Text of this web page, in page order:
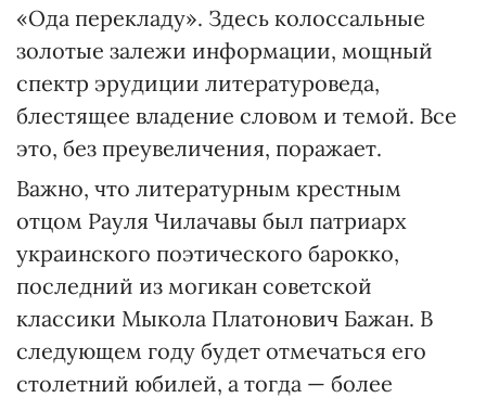
«Ода перекладу». Здесь колоссальные
золотые залежи информации, мощный
спектр эрудиции литературоведа,
блестящее владение словом и темой. Все
это, без преувеличения, поражает.
Важно, что литературным крестным
отцом Рауля Чилачавы был патриарх
украинского поэтического барокко,
последний из могикан советской
классики Мыкола Платонович Бажан. В
следующем году будет отмечаться его
столетний юбилей, а тогда — более